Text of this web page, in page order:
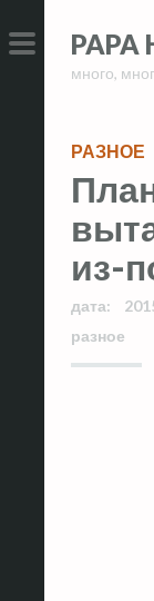
to
PRIMARY
to
PAPA
много,
РАЗНОЕ
из-
дата:
разное